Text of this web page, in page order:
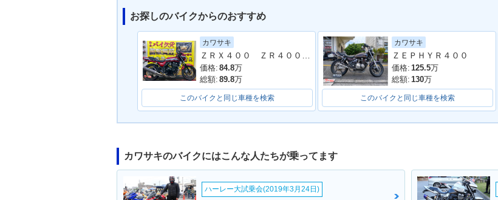
2003年 ZRX-Ⅱ・マイナ
ーチェンジ
2001年 ZRX-Ⅱ・マイナ
ーチェンジ
2000年 ZRX-Ⅱ・カラー
チェンジ
1999年 ZRX-Ⅱ・カラー
チェンジ
1996年 ZRX-Ⅱ・カラー
チェンジ
1995年 ZRX-Ⅱ・新登場
お探しのバイクからのおすすめ
カワサキ
価格: 84.8万
総額: 89.8万
このバイクと同じ車種を検索
カワサキ
ＺＥＰＨＹＲ４００
価格: 125.5万
総額: 130万
このバイクと同じ車種を検索
カワサキのバイクにはこんな人たちが乗ってます
ハーレー大試乗会(2019年3月24日)